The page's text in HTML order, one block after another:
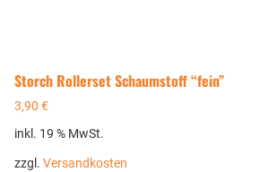
Storch Rollerset Schaumstoff “fein”
3,90 €
inkl. 19 % MwSt.
zzgl. Versandkosten